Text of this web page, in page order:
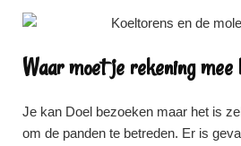
Waar moet je rekening mee
Je kan Doel bezoeken maar het is
om de panden te betreden. Er is